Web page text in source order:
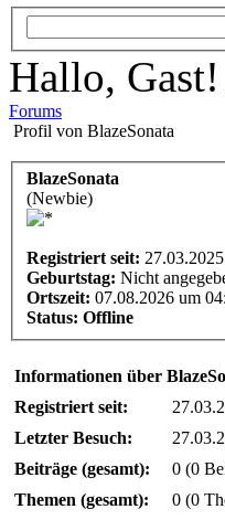
Hallo, Gast!
Forums
Profil von BlazeSonata
BlazeSonata
(Newbie)
Registriert seit: 27.03.2025
Geburtstag: Nicht
Ortszeit: 07.08.2026 um
Status: Offline
Informationen über
Registriert seit:
Letzter Besuch:
Beiträge (gesamt):
0 (0
Themen (gesamt):
0 (0